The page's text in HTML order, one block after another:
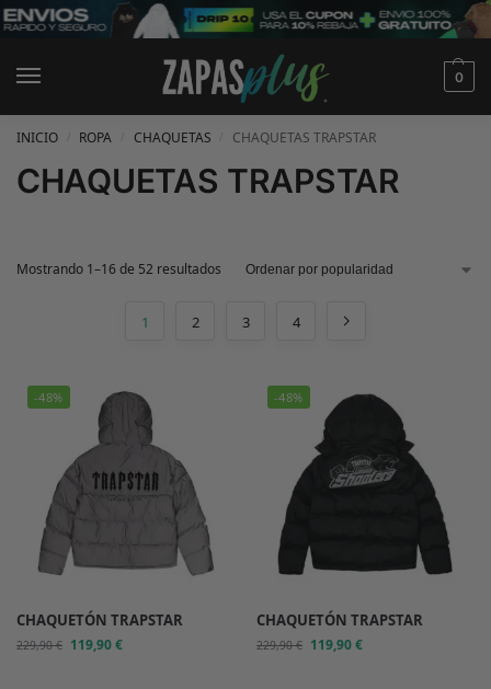
0
INICIO ROPA CHAQUETAS CHAQUETAS TRAPSTAR
CHAQUETAS TRAPSTAR
Mostrando 1–16 de 52 resultados
1 2 3 4
-48%
CHAQUETÓN TRAPSTAR
229,90€ 119,90€
-48%
CHAQUETÓN TRAPSTAR
229,90€ 119,90€